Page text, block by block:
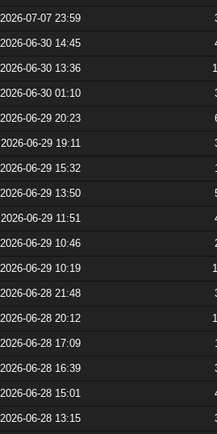
2026-07-07 23:59
2026-06-30 14:45
2026-06-30 13:36
2026-06-30 01:10
2026-06-29 20:23
2026-06-29 19:11
2026-06-29 15:32
2026-06-29 13:50
2026-06-29 11:51
2026-06-29 10:46
2026-06-29 10:19
2026-06-28 21:48
2026-06-28 20:12
2026-06-28 17:09
2026-06-28 16:39
2026-06-28 15:01
2026-06-28 13:15